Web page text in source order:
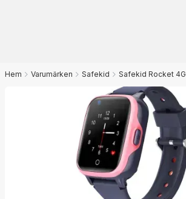
Hem Varumärken Safekid Safekid Rocket 4G